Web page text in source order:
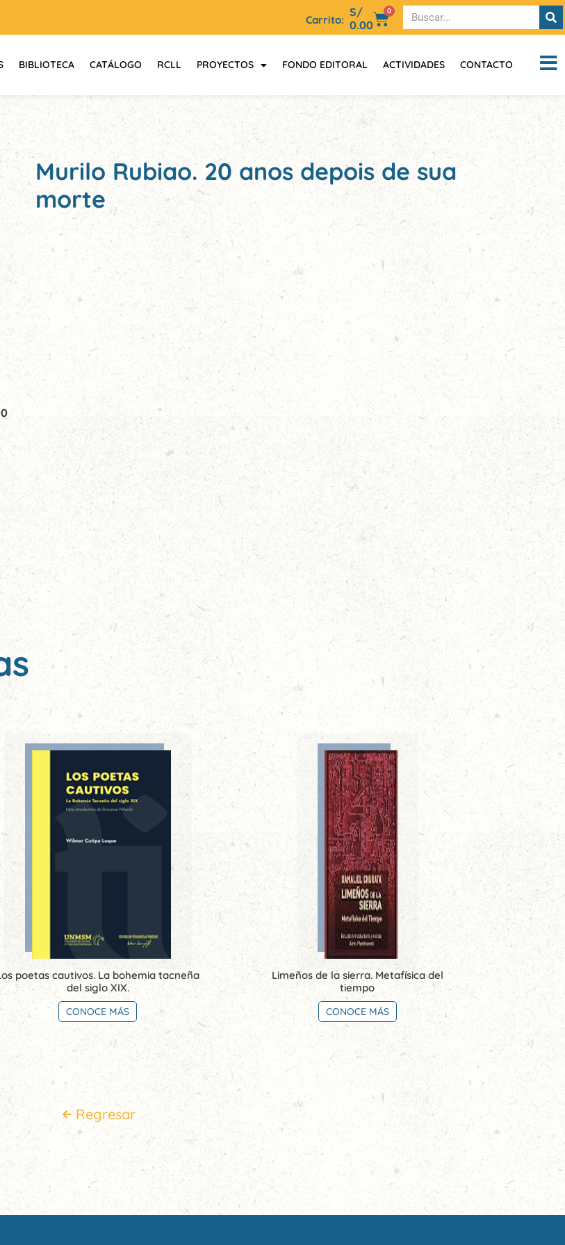
Carrito:
S/
0.00
0
BIBLIOTECA CATÁLOGO RCLL PROYECTOS FONDO EDITORAL ACTIVIDADES CONTACTO
Murilo Rubiao. 20 anos depois de sua
morte
poetas cautivos. La bohemia tacneña
del siglo XIX.
CONOCE MÁS
Limeños de la sierra. Metafísica del
tiempo
CONOCE MÁS
Regresar